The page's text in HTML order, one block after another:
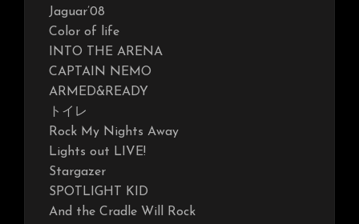
Jaguar’08
Color of life
INTO THE ARENA
CAPTAIN NEMO
ARMED&READY
トイレ
Rock My Nights Away
Lights out LIVE!
Stargazer
SPOTLIGHT KID
And the Cradle Will Rock